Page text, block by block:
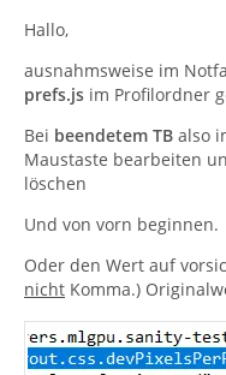
Hallo,
ausnahmsweise im
prefs.js im Profilordner
Bei beendetem TB also
Maustaste bearbeiten
löschen
Und von vorn beginnen.
Oder den Wert auf
nicht Komma.)